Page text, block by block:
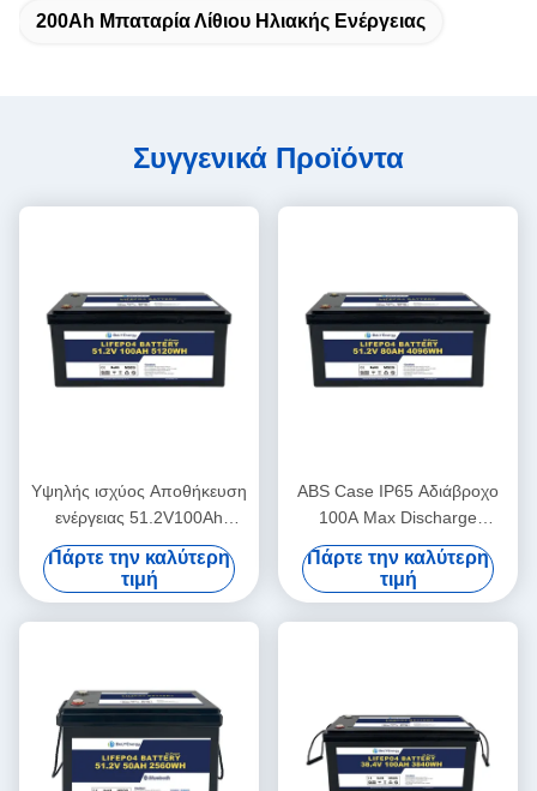
200Ah Μπαταρία Λίθιου Ηλιακής Ενέργειας
Συγγενικά Προϊόντα
Υψηλής ισχύος Αποθήκευση
ενέργειας 51.2V100Ah
επαναφορτιζόμενη μπαταρία
για το σύστημα ενέργειας
στο σπίτι
Πάρτε την καλύτερη
τιμή
ABS Case IP65 Αδιάβροχο
100A Max Discharge
48V80Ah Λιθιοϊονικές
μπαταρίες για ηλιακή
ενέργεια
Πάρτε την καλύτερη
τιμή